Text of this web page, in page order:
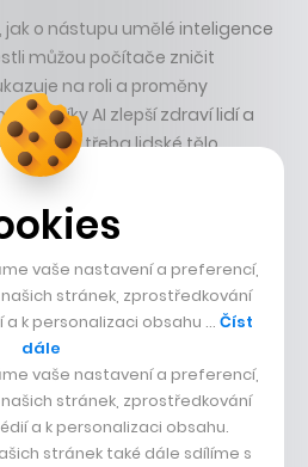
o nástupu umělé inteligence
můžou počítače zničit
na roli a proměny
se díky AI zlepší zdraví lidí a
funguje třeba lidské tělo.
vaše nastavení a preferencí,
stránek, zprostředkování
a k personalizaci obsahu … Číst
dále
vaše nastavení a preferencí,
stránek, zprostředkování
a k personalizaci obsahu.
stránek také dále sdílíme s